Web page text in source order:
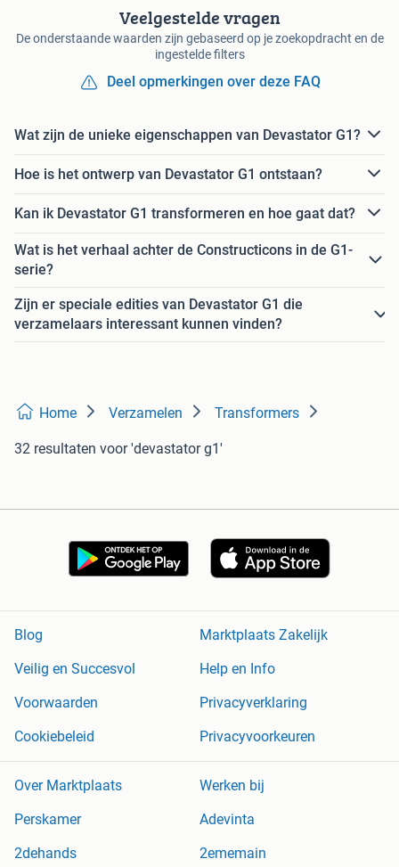
Veelgestelde vragen
De onderstaande waarden zijn gebaseerd op je zoekopdracht en de
ingestelde filters
Deel opmerkingen over deze FAQ
Wat zijn de unieke eigenschappen van Devastator G1?
Hoe is het ontwerp van Devastator G1 ontstaan?
Kan ik Devastator G1 transformeren en hoe gaat dat?
Wat is het verhaal achter de Constructicons in de G1-
serie?
Zijn er speciale edities van Devastator G1 die
verzamelaars interessant kunnen vinden?
Home Verzamelen Transformers
32 resultaten voor 'devastator g1'
Blog
Marktplaats Zakelijk
Veilig en Succesvol
Help en Info
Voorwaarden
Privacyverklaring
Cookiebeleid
Privacyvoorkeuren
Over Marktplaats
Werken bij
Perskamer
Adevinta
2dehands
2ememain